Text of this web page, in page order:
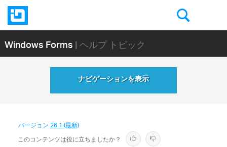
Windows Forms| ヘルプ トピック
ナビゲーションを表示
バージョン26.1 (最新)
このコンテンツは役に立ちましたか？